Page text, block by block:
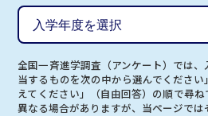
全国一斉進学調査（アンケート）では
当するものを次の中から選んでくださ
えてください」（自由回答）の順で尋
異なる場合がありますが、当ページでは